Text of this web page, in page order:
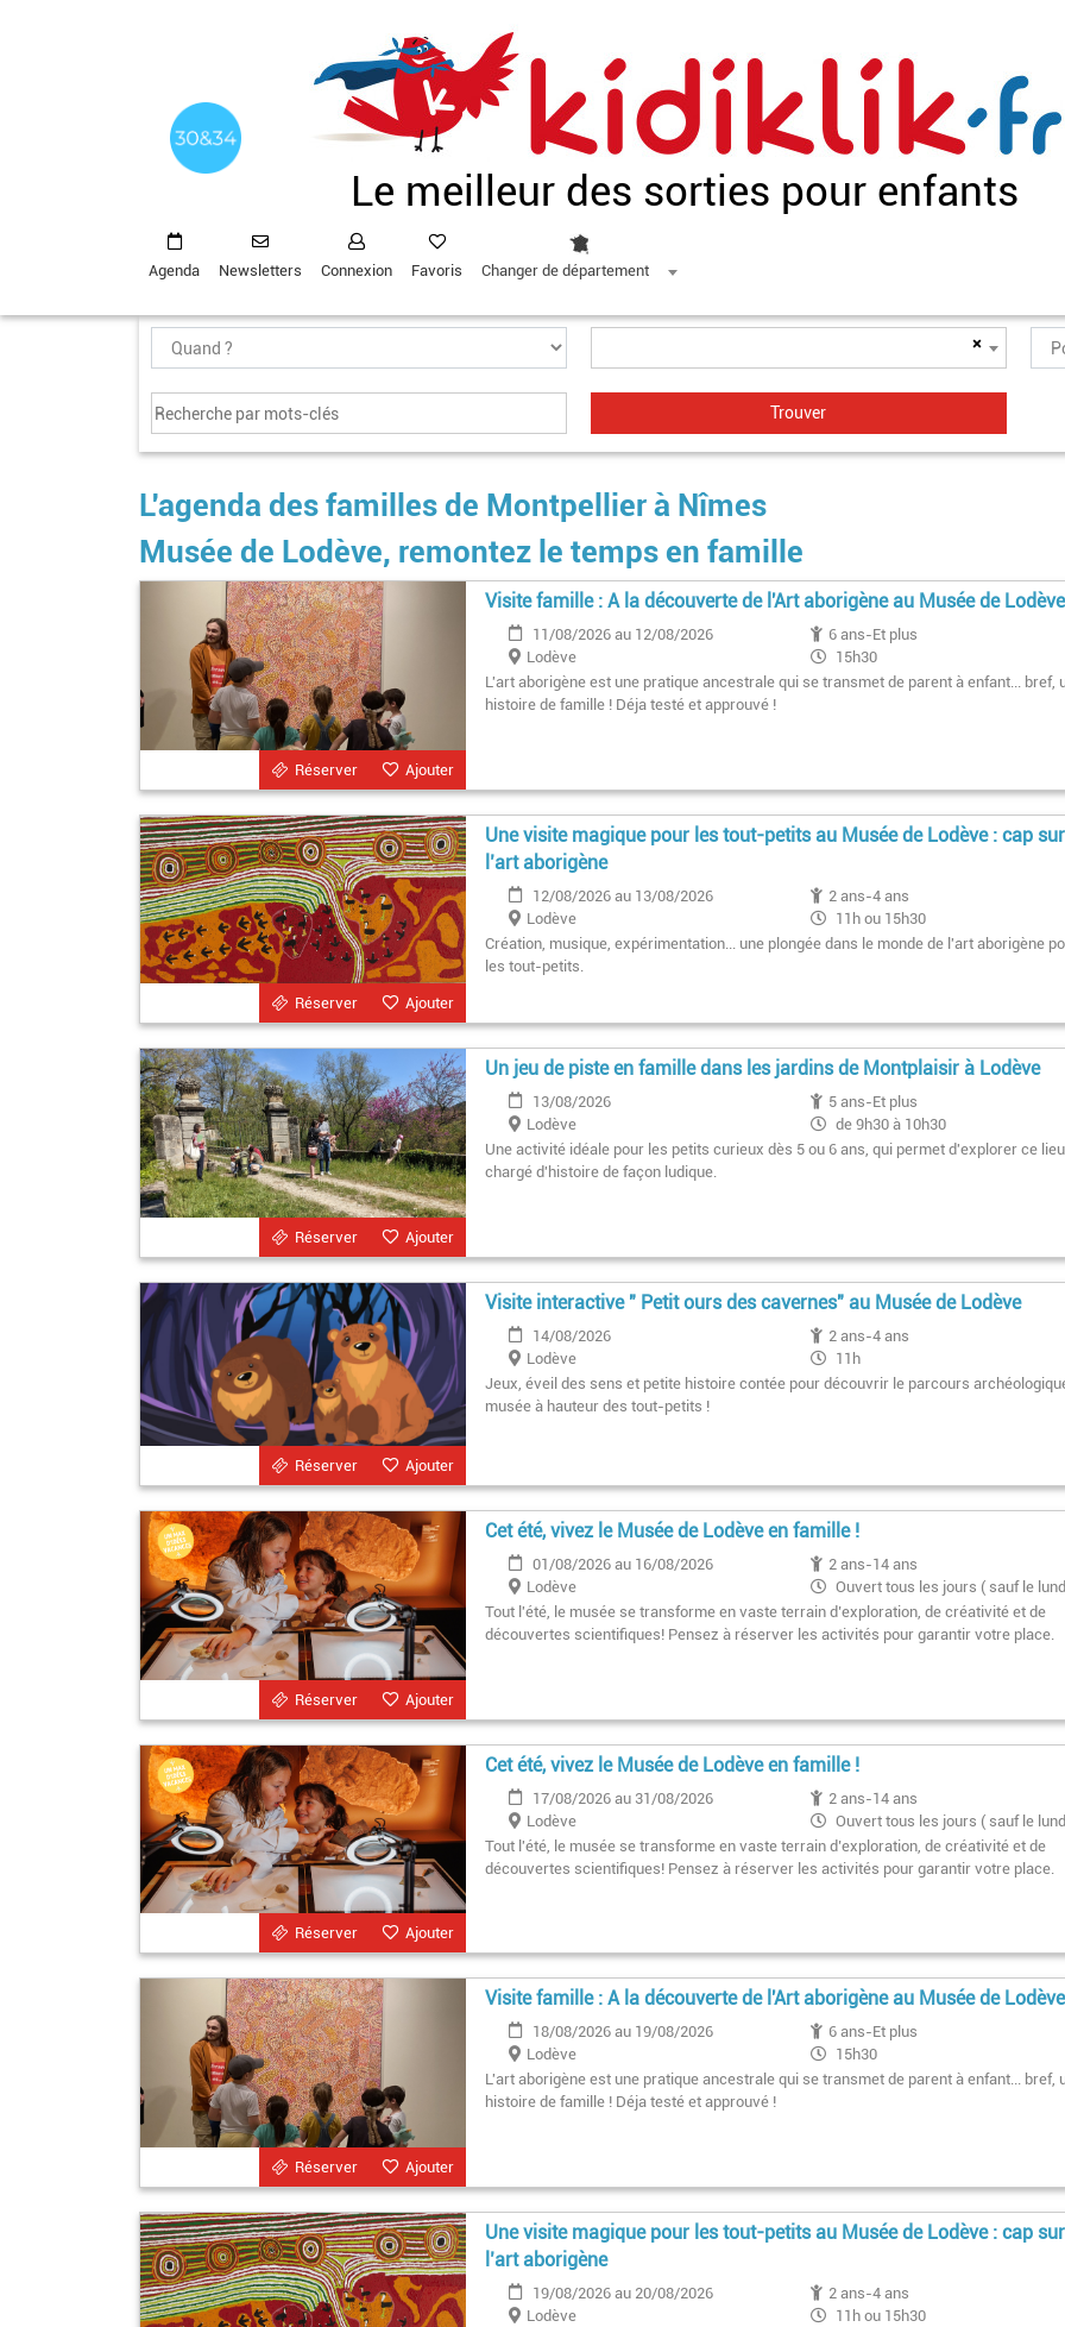
Le meilleur des sorties pour enfants
Agenda Newsletters Connexion Favoris Changer de département
×
L'agenda des familles de Montpellier à Nîmes
Musée de Lodève, remontez le temps en famille
Ajouter
Réserver
Visite famille : A la découverte de l'Art aborigène au Musée de Lodève
11/08/2026 au 12/08/2026
6 ans-Et plus
Lodève
15h30
1er dimanche du mois 11h
L'art aborigène est une pratique ancestrale qui se transmet de parent à enfant... bref,
histoire de famille ! Déja testé et approuvé !
Ajouter
Réserver
Une visite magique pour les tout-petits au Musée de Lodève : cap sur
l’art aborigène
12/08/2026 au 13/08/2026
2 ans-4 ans
Lodève
11h ou 15h30
Création, musique, expérimentation... une plongée dans le monde de l'art aborigène
les tout-petits.
Ajouter
Réserver
Un jeu de piste en famille dans les jardins de Montplaisir à Lodève
13/08/2026
5 ans-Et plus
Lodève
de 9h30 à 10h30
Une activité idéale pour les petits curieux dès 5 ou 6 ans, qui permet d'explorer ce lieu
chargé d'histoire de façon ludique.
Ajouter
Réserver
Visite interactive " Petit ours des cavernes" au Musée de Lodève
14/08/2026
2 ans-4 ans
Lodève
11h
Jeux, éveil des sens et petite histoire contée pour découvrir le parcours
musée à hauteur des tout-petits !
Ajouter
Réserver
Cet été, vivez le Musée de Lodève en famille !
01/08/2026 au 16/08/2026
2 ans-14 ans
Lodève
Ouvert tous les jours ( sauf le
Tout l'été, le musée se transforme en vaste terrain d’exploration, de créativité et de
découvertes scientifiques! Pensez à réserver les activités pour garantir votre place.
Ajouter
Réserver
Cet été, vivez le Musée de Lodève en famille !
17/08/2026 au 31/08/2026
2 ans-14 ans
Lodève
Ouvert tous les jours ( sauf le
Tout l'été, le musée se transforme en vaste terrain d’exploration, de créativité et de
découvertes scientifiques! Pensez à réserver les activités pour garantir votre place.
Ajouter
Réserver
Visite famille : A la découverte de l'Art aborigène au Musée de Lodève
18/08/2026 au 19/08/2026
6 ans-Et plus
Lodève
15h30
1er dimanche du mois 11h
L'art aborigène est une pratique ancestrale qui se transmet de parent à enfant... bref,
histoire de famille ! Déja testé et approuvé !
Une visite magique pour les tout-petits au Musée de Lodève : cap sur
l’art aborigène
19/08/2026 au 20/08/2026
2 ans-4 ans
Lodève
11h ou 15h30